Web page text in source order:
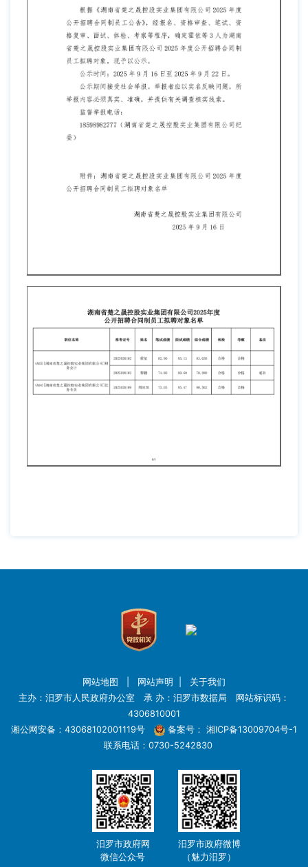
网站地图 网站声明
关于我们
主办：汨罗市人民政府办公室 承 办：汨罗市数据局 网站标识码：
4306810001
湘公网安备：43068102001119号
备案号： 湘ICP备13009704号-1
联系电话：0730-5242830
汨罗市政府网
微信公众号
汨罗市政府微博
（魅力汨罗）